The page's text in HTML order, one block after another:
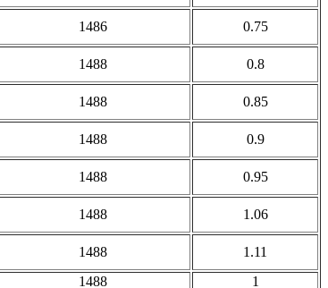
1486
0.75
1488
0.8
1488
0.85
1488
0.9
1488
0.95
1488
1.06
1488
1.11
1488
1